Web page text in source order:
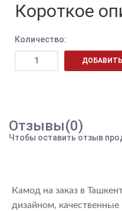
Короткое
Количество:
Отзывы(0)
Чтобы оставить отзыв
Камод на заказ в
дизайном, качественные